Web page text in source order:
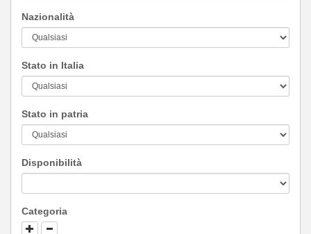
Nazionalità
Stato in Italia
Stato in patria
Disponibilità
Categoria